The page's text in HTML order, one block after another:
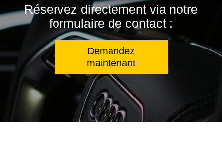
Réservez directement via notre
formulaire de contact :
Demandez
maintenant